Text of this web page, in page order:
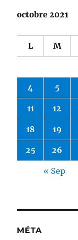
octobre 2021
L M
4 5
11 12
18 19
25 26
« Sep
MÉTA